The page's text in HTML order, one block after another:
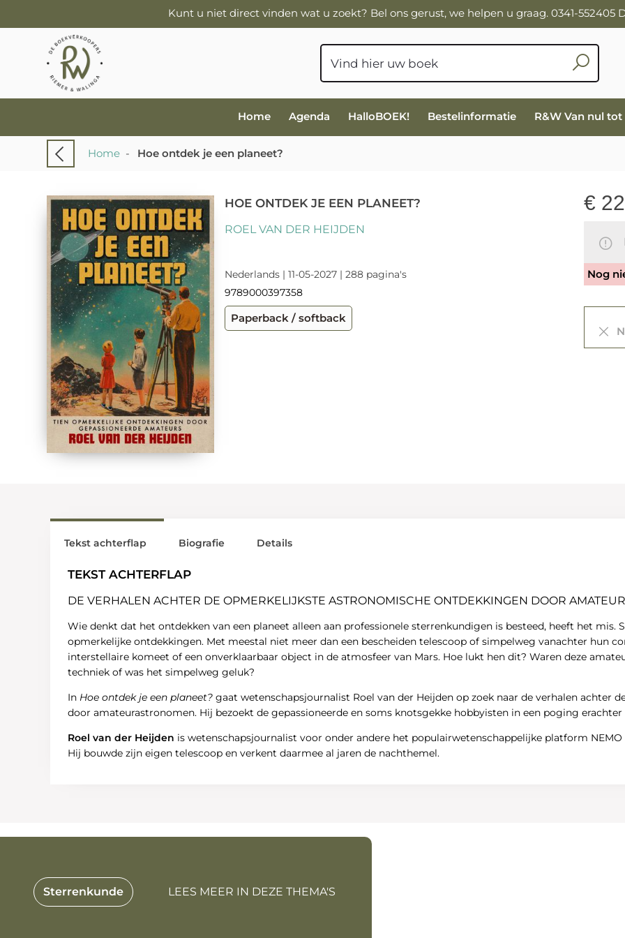
Kunt u niet direct vinden wat u zoekt? Bel ons gerust, we helpen u graag. 0341-552405
Home Agenda HalloBOEK! Bestelinformatie R&W Van nul tot
Home - Hoe ontdek je een planeet?
HOE ONTDEK JE EEN PLANEET?
ROEL VAN DER HEIJDEN
Nederlands | 11-05-2027 | 288 pagina's
9789000397358
Paperback / softback
€
Nog
Tekst achterflap
TEKST ACHTERFLAP
DE VERHALEN ACHTER DE OPMERKELIJKSTE ASTRONOMISCHE ONTDEKKINGEN DOOR
Wie denkt dat het ontdekken van een planeet alleen aan professionele sterrenkundigen is besteed, heeft het mis.
opmerkelijke ontdekkingen. Met meestal niet meer dan een bescheiden telescoop of simpelweg vanachter hun
interstellaire komeet of een onverklaarbaar object in de atmosfeer van Mars. Hoe lukt hen dit? Waren deze
techniek of was het simpelweg geluk?
In Hoe ontdek je een planeet? gaat wetenschapsjournalist Roel van der Heijden op zoek naar de verhalen achter
door amateurastronomen. Hij bezoekt de gepassioneerde en soms knotsgekke hobbyisten in een poging
Roel van der Heijden is wetenschapsjournalist voor onder andere het populairwetenschappelijke platform
Hij bouwde zijn eigen telescoop en verkent daarmee al jaren de nachthemel.
Biografie Details
Sterrenkunde LEES MEER IN DEZE THEMA'S